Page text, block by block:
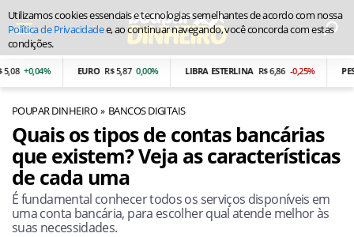
EURO R$ 5,87 0,00% LIBRA ESTERLINA R$ 6,86 -0,25% PESO
POUPAR DINHEIRO BANCOS DIGITAIS
Quais os tipos de contas bancárias
que existem? Veja as características
de cada uma
É fundamental conhecer todos os serviços disponíveis em
uma conta bancária, para escolher qual atende melhor às
suas necessidades.
Utilizamos cookies essenciais e tecnologias semelhantes de acordo com nossa
Política de Privacidadee, ao continuar navegando, você concorda com estas
condições.